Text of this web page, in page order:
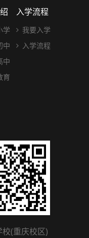
学
中
中
育
入学流程
我要入学
入学流程
校(重庆校区)